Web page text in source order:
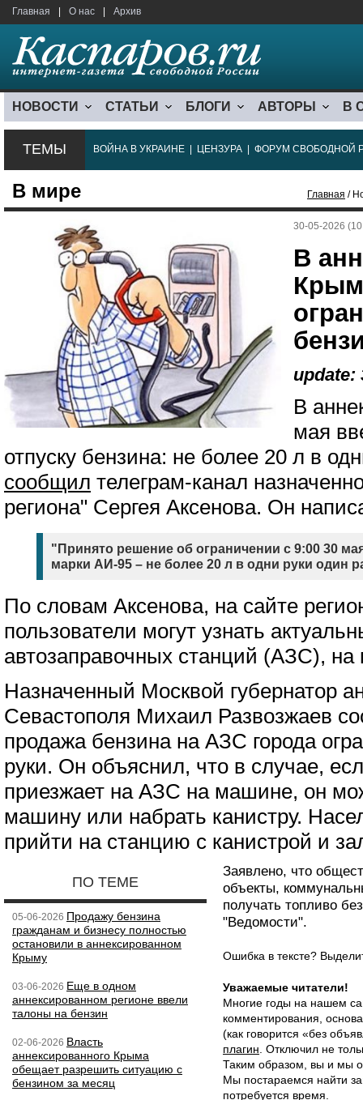
Главная О нас Архив
НОВОСТИ СТАТЬИ БЛОГИ АВТОРЫ В
ТЕМЫ ВОЙНА В УКРАИНЕ ЦЕНЗУРА ФОРУМ СВОБОДНОЙ
В мире Главная /
30-05-2026
В
update:
В
мая
отпуску бензина: не более 20 л в
сообщил телеграм-канал
региона" Сергея Аксенова. Он
"Принято решение об ограничении с 9:00 30
марки АИ-95 – не более 20 л в одни руки один
По словам Аксенова, на сайте
пользователи могут узнать
автозаправочных станций (АЗС), на
Назначенный Москвой губернатор
Севастополя Михаил Развозжаев
продажа бензина на АЗС города
руки. Он объяснил, что в случае,
приезжает на АЗС на машине, он
машину или набрать канистру.
прийти на станцию с канистрой и
ПО ТЕМЕ
05-06-2026 Продажу бензина
гражданам и бизнесу полностью
остановили в аннексированном
Крыму
03-06-2026 Еще в одном
аннексированном регионе ввели
талоны на бензин
02-06-2026 Власть
аннексированного Крыма
обещает разрешить ситуацию с
бензином за месяц
Заявлено, что
объекты,
получать топливо
"Ведомости".
Ошибка в тексте?
Уважаемые читатели!
Многие годы на нашем
комментирования,
(как говорится «без
плагин . Отключил не
Таким образом, вы и мы
Мы постараемся найти
потребуется время.